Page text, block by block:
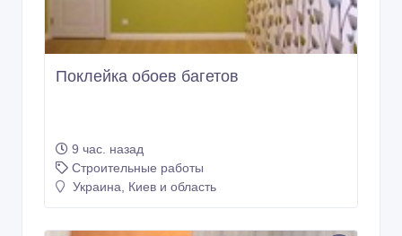
Поклейка обоев багетов
9 час. назад
Строительные работы
Украина, Киев и область